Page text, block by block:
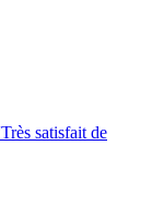
satisfait de